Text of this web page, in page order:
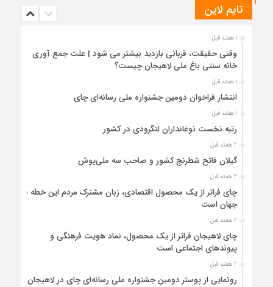
تایم لاین
1 هفته قبل
وقتی حقیقت، قربانی بازدید بیشتر می شود | علت جمع آوری
خانه سنتی باغ ملی لاهیجان چیست؟
1 هفته قبل
انتشار فراخوان دومین جشنواره ملی رسانه‌ای چای
1 هفته قبل
رتبه نخست نوغانداران لنگرودی در کشور
2 هفته قبل
گیلان فاتح شطرنج کشور و صاحب سه ملی‌پوش
2 هفته قبل
چای فراتر از یک محصول اقتصادی، زبان مشترک مردم این خطه با
جهان است
2 هفته قبل
چای لاهیجان فراتر از یک محصول، نماد هویت فرهنگی و
پیوندهای اجتماعی است
2 هفته قبل
رونمایی از پوستر دومین جشنواره ملی رسانه‌ای چای در لاهیجان